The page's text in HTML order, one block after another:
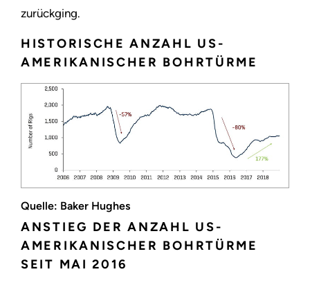
zurückging.
HISTORISCHE ANZAHL US-
AMERIKANISCHER BOHRTÜRME
Quelle: Baker Hughes
ANSTIEG DER ANZAHL US-
AMERIKANISCHER BOHRTÜRME
SEIT MAI 2016